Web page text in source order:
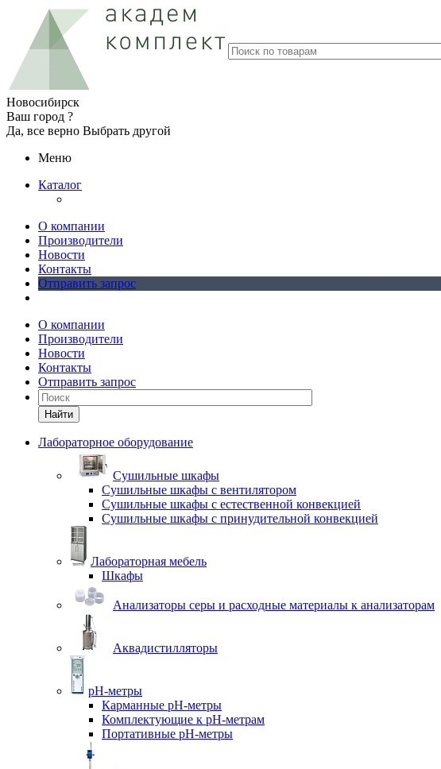
Новосибирск
Ваш город ?
Да, все верно Выбрать другой
Меню
Каталог
О компании
Производители
Новости
Контакты
Отправить запрос
О компании
Производители
Новости
Контакты
Отправить запрос
Найти
Лабораторное оборудование
Cушильные шкафы
Сушильные шкафы с вентилятором
Сушильные шкафы с естественной конвекцией
Сушильные шкафы с принудительной конвекцией
Лабораторная мебель
Шкафы
Анализаторы серы и расходные материалы к анализаторам
Аквадистилляторы
pH-метры
Карманные pH-метры
Комплектующие к pH-метрам
Портативные pH-метры